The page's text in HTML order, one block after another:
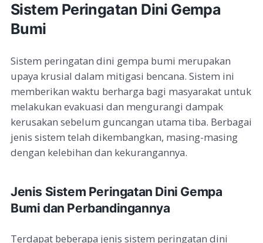
Sistem Peringatan Dini Gempa
Bumi
Sistem peringatan dini gempa bumi merupakan
upaya krusial dalam mitigasi bencana. Sistem ini
memberikan waktu berharga bagi masyarakat untuk
melakukan evakuasi dan mengurangi dampak
kerusakan sebelum guncangan utama tiba. Berbagai
jenis sistem telah dikembangkan, masing-masing
dengan kelebihan dan kekurangannya.
Jenis Sistem Peringatan Dini Gempa
Bumi dan Perbandingannya
Terdapat beberapa jenis sistem peringatan dini